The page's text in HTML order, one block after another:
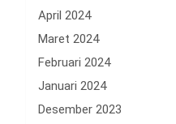
April 2024
Maret 2024
Februari 2024
Januari 2024
Desember 2023